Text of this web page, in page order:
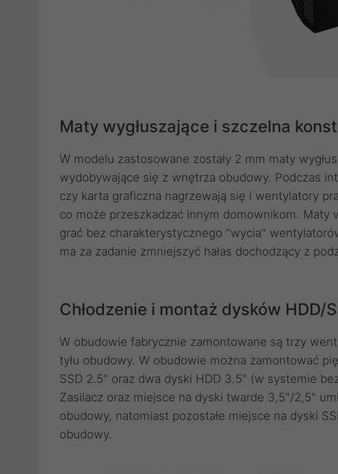
Maty wygłuszające i szczelna
W modelu zastosowane zostały 2 mm maty
wydobywające się z wnętrza obudowy. Podczas
czy karta graficzna nagrzewają się i wentylatory
co może przeszkadzać innym domownikom. Maty
grać bez charakterystycznego "wycia"
ma za zadanie zmniejszyć hałas dochodzący z
Chłodzenie i montaż dysków HDD/
W obudowie fabrycznie zamontowane są trzy
tyłu obudowy. W obudowie można zamontować
SSD 2.5" oraz dwa dyski HDD 3.5" (w systemie
Zasilacz oraz miejsce na dyski twarde 3,5"/2,5"
obudowy, natomiast pozostałe miejsce na dyski
obudowy.